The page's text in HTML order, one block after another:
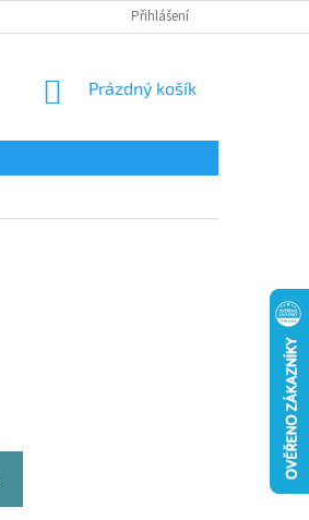
Přihlášení
NÁKUPNÍ
Prázdný košík